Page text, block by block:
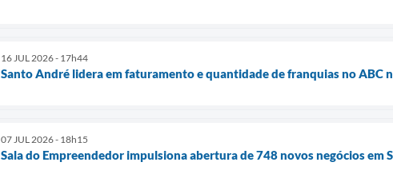
16 JUL 2026 - 17h44
Santo André lidera em faturamento e quantidade de franquias no ABC
07 JUL 2026 - 18h15
Sala do Empreendedor impulsiona abertura de 748 novos negócios em